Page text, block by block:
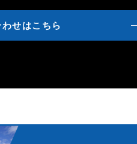
せはこちら